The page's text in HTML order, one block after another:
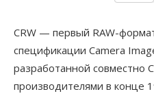
CRW — первый RAW-
спецификации Camera
разработанной совместно
производителями в конце